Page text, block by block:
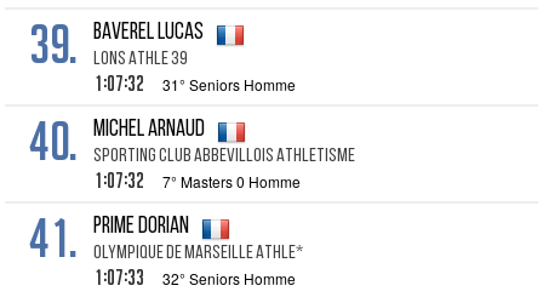
39. BAVEREL LUCAS
LONS ATHLE 39
1:07:32 31° Seniors Homme
40. MICHEL ARNAUD
SPORTING CLUB ABBEVILLOIS ATHLETISME
1:07:32 7° Masters 0 Homme
41. PRIME DORIAN
OLYMPIQUE DE MARSEILLE ATHLE*
1:07:33 32° Seniors Homme